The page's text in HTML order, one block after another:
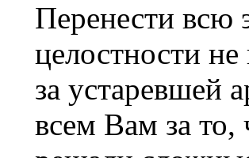
Перенести
целостности
за устаревшей
всем Вам за